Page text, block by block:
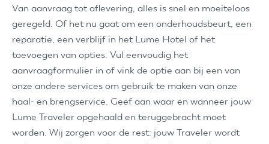
Van aanvraag tot aflevering, alles is snel en moeiteloos
geregeld. Of het nu gaat om een onderhoudsbeurt, een
reparatie, een verblijf in het Lume Hotel of het
toevoegen van opties. Vul eenvoudig het
aanvraagformulier in of vink de optie aan bij een van
onze andere services om gebruik te maken van onze
haal- en brengservice. Geef aan waar en wanneer jouw
Lume Traveler opgehaald en teruggebracht moet
worden. Wij zorgen voor de rest: jouw Traveler wordt